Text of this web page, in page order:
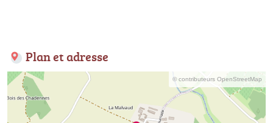
Plan et adresse
© contributeurs OpenStreetMap